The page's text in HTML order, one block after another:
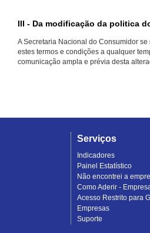
III - Da modificação da politica
A Secretaria Nacional do Consumidor
estes termos e condições a qualquer
comunicação ampla e prévia desta
Serviços
Indicadores
Painel Estatístico
Não encontrei a
Como Aderir -
Acesso Restrito para
Empresas
Suporte